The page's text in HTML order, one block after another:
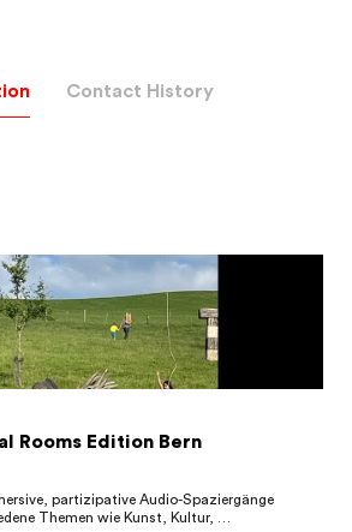
Contact History
Rooms Edition Bern
Immersive, partizipative Audio-Spaziergänge
Themen wie Kunst, Kultur,